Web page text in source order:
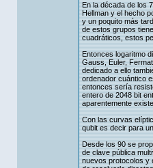
En la década de los
Hellman y el hecho
y un poquito más
de estos grupos
cuadráticos, estos
Entonces logaritmo
Gauss, Euler,
dedicado a ello
ordenador cuántico
entonces sería
entero de 2048 bit
aparentemente
Con las curvas
qubit es decir para
Desde los 90 se
de clave pública
nuevos protocolos y